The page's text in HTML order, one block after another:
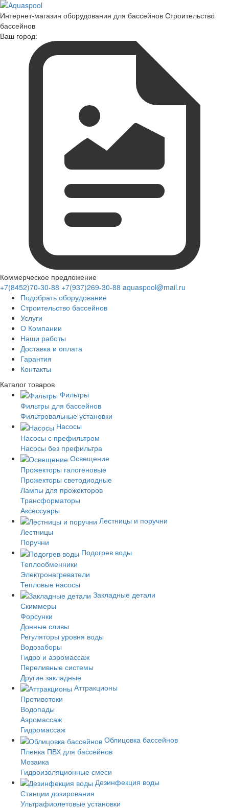
Интернет-магазин оборудования для бассейнов Строительство
бассейнов
Ваш город:
Коммерческое предложение
+7(8452)70-30-88 +7(937)269-30-88 aquaspool@mail.ru
Подобрать оборудование
Строительство бассейнов
Услуги
О Компании
Наши работы
Доставка и оплата
Гарантия
Контакты
Каталог товаров
Фильтры
Фильтры для бассейнов
Фильтровальные установки
Насосы
Насосы с префильтром
Насосы без префильтра
Освещение
Прожекторы галогеновые
Прожекторы светодиодные
Лампы для прожекторов
Трансформаторы
Аксессуары
Лестницы и поручни
Лестницы
Поручни
Подогрев воды
Теплообменники
Электронагреватели
Тепловые насосы
Закладные детали
Скиммеры
Форсунки
Донные сливы
Регуляторы уровня воды
Водозаборы
Гидро и аэромассаж
Переливные системы
Другие закладные
Аттракционы
Противотоки
Водопады
Аэромассаж
Гидромассаж
Облицовка бассейнов
Пленка ПВХ для бассейнов
Мозаика
Гидроизоляционные смеси
Дезинфекция воды
Станции дозирования
Ультрафиолетовые установки